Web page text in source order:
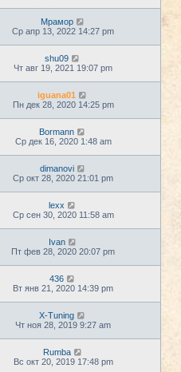
Мрамор
Ср апр 13, 2022 14:27 pm
shu09
Чт авг 19, 2021 19:07 pm
iguana01
Пн дек 28, 2020 14:25 pm
Bormann
Ср дек 16, 2020 1:48 am
dimanovi
Ср окт 28, 2020 21:01 pm
lexx
Ср сен 30, 2020 11:58 am
Ivan
Пт фев 28, 2020 20:07 pm
436
Вт янв 21, 2020 14:39 pm
X-Tuning
Чт ноя 28, 2019 9:27 am
Rumba
Вс окт 20, 2019 17:48 pm